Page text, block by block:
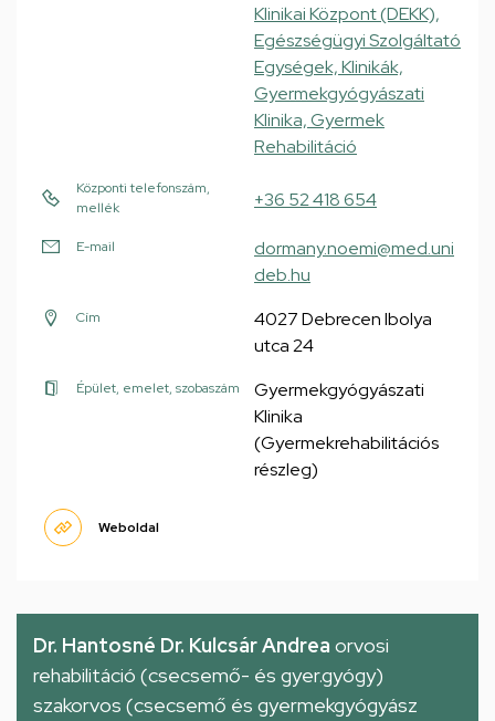
Klinikai Központ (DEKK),
Egészségügyi Szolgáltató
Egységek, Klinikák,
Gyermekgyógyászati
Klinika, Gyermek
Rehabilitáció
Központi telefonszám,
mellék
+36 52 418 654
E-mail
dormany.noemi@med.uni
deb.hu
Cím
4027 Debrecen Ibolya
utca 24
Épület, emelet, szobaszám
Gyermekgyógyászati
Klinika
(Gyermekrehabilitációs
részleg)
Weboldal
Dr. Hantosné Dr. Kulcsár Andrea orvosi
rehabilitáció (csecsemő- és gyer.gyógy)
szakorvos (csecsemő és gyermekgyógyász